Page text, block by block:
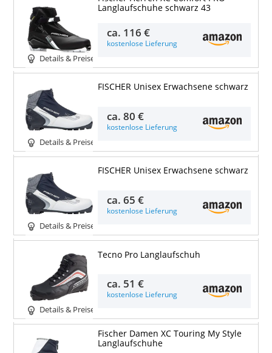
Details & Preise
Langlaufschuhe schwarz 43
ca. 116 €
kostenlose Lieferung
Details & Preise
FISCHER Unisex Erwachsene schwarz
ca.80 €
kostenlose Lieferung
Details & Preise
FISCHER Unisex Erwachsene schwarz
ca.65 €
kostenlose Lieferung
Details & Preise
Tecno Pro Langlaufschuh
ca. 51 €
kostenlose Lieferung
Fischer Damen XC Touring My Style
Langlaufschuhe